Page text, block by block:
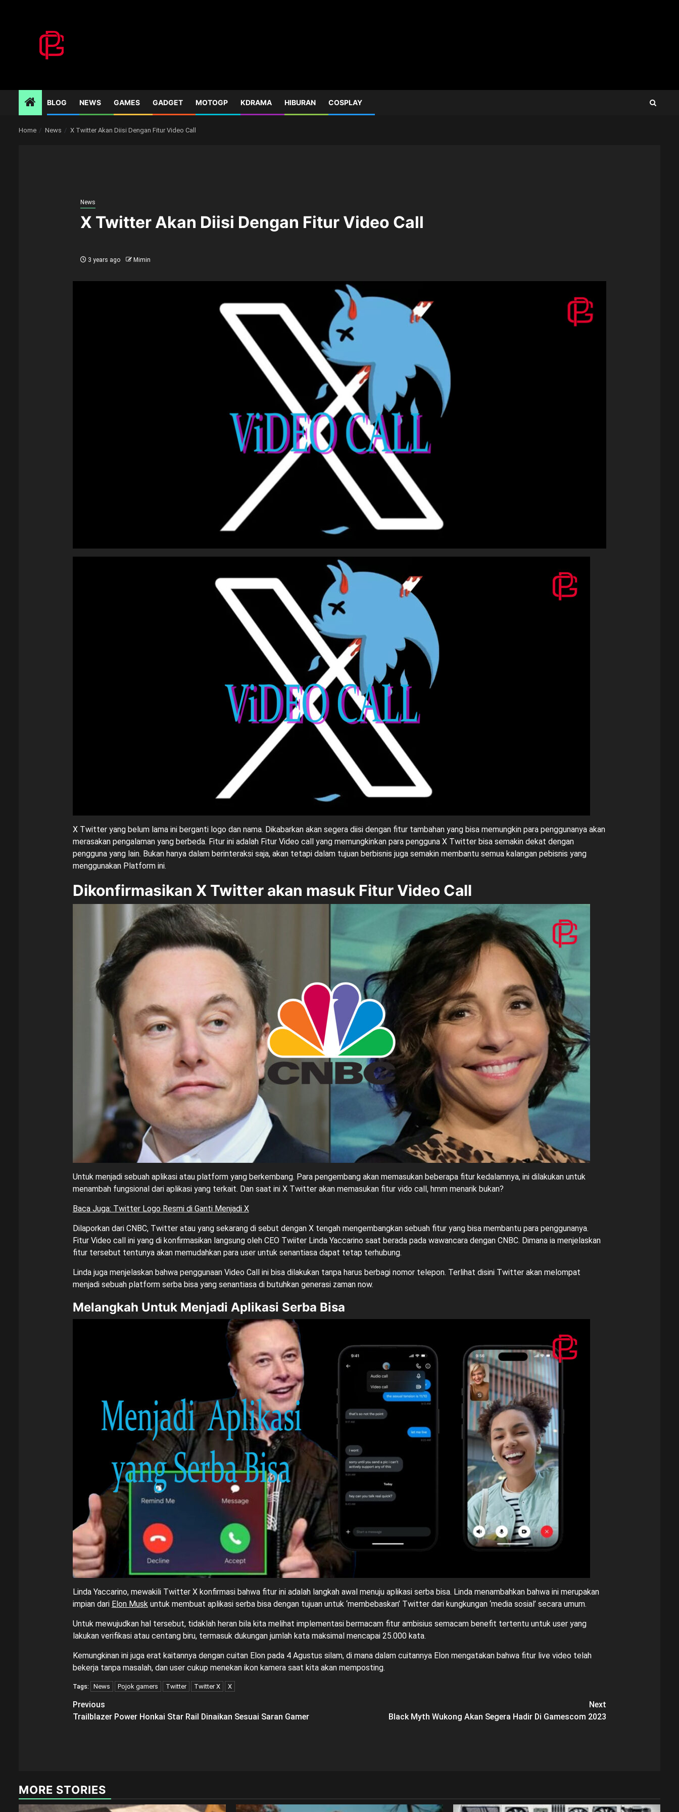
BLOG NEWS GAMES GADGET MOTOGP KDRAMA HIBURAN COSPLAY
Home News X Twitter Akan Diisi Dengan Fitur Video Call
News
X Twitter Akan Diisi Dengan Fitur Video Call
3 years ago Mimin
X Twitter yang belum lama ini berganti logo dan nama. Dikabarkan akan segera diisi dengan fitur tambahan yang bisa memungkin para penggunanya akan
merasakan pengalaman yang berbeda. Fitur ini adalah Fitur Video call yang memungkinkan para pengguna X Twitter bisa semakin dekat dengan
pengguna yang lain. Bukan hanya dalam berinteraksi saja, akan tetapi dalam tujuan berbisnis juga semakin membantu semua kalangan pebisnis yang
menggunakan Platform ini.
Dikonfirmasikan X Twitter akan masuk Fitur Video Call
Untuk menjadi sebuah aplikasi atau platform yang berkembang. Para pengembang akan memasukan beberapa fitur kedalamnya, ini dilakukan untuk
menambah fungsional dari aplikasi yang terkait. Dan saat ini X Twitter akan memasukan fitur vido call, hmm menarik bukan?
Baca Juga: Twitter Logo Resmi di Ganti Menjadi X
Dilaporkan dari CNBC, Twitter atau yang sekarang di sebut dengan X tengah mengembangkan sebuah fitur yang bisa membantu para penggunanya.
Fitur Video call ini yang di konfirmasikan langsung oleh CEO Twiiter Linda Yaccarino saat berada pada wawancara dengan CNBC. Dimana ia menjelaskan
fitur tersebut tentunya akan memudahkan para user untuk senantiasa dapat tetap terhubung.
Linda juga menjelaskan bahwa penggunaan Video Call ini bisa dilakukan tanpa harus berbagi nomor telepon. Terlihat disini Twitter akan melompat
menjadi sebuah platform serba bisa yang senantiasa di butuhkan generasi zaman now.
Melangkah Untuk Menjadi Aplikasi Serba Bisa
Linda Yaccarino, mewakili Twitter X konfirmasi bahwa fitur ini adalah langkah awal menuju aplikasi serba bisa. Linda menambahkan bahwa ini merupakan
impian dari Elon Musk untuk membuat aplikasi serba bisa dengan tujuan untuk ‘membebaskan’ Twitter dari kungkungan ‘media sosial’ secara umum.
Untuk mewujudkan hal tersebut, tidaklah heran bila kita melihat implementasi bermacam fitur ambisius semacam benefit tertentu untuk user yang
lakukan verifikasi atau centang biru, termasuk dukungan jumlah kata maksimal mencapai 25.000 kata.
Kemungkinan ini juga erat kaitannya dengan cuitan Elon pada 4 Agustus silam, di mana dalam cuitannya Elon mengatakan bahwa fitur live video telah
bekerja tanpa masalah, dan user cukup menekan ikon kamera saat kita akan memposting.
Tags: News Pojok gamers Twitter Twitter X X
Post
navigation
Previous
Trailblazer Power Honkai Star Rail Dinaikan Sesuai Saran Gamer
Next
Black Myth Wukong Akan Segera Hadir Di Gamescom 2023
MORE STORIES